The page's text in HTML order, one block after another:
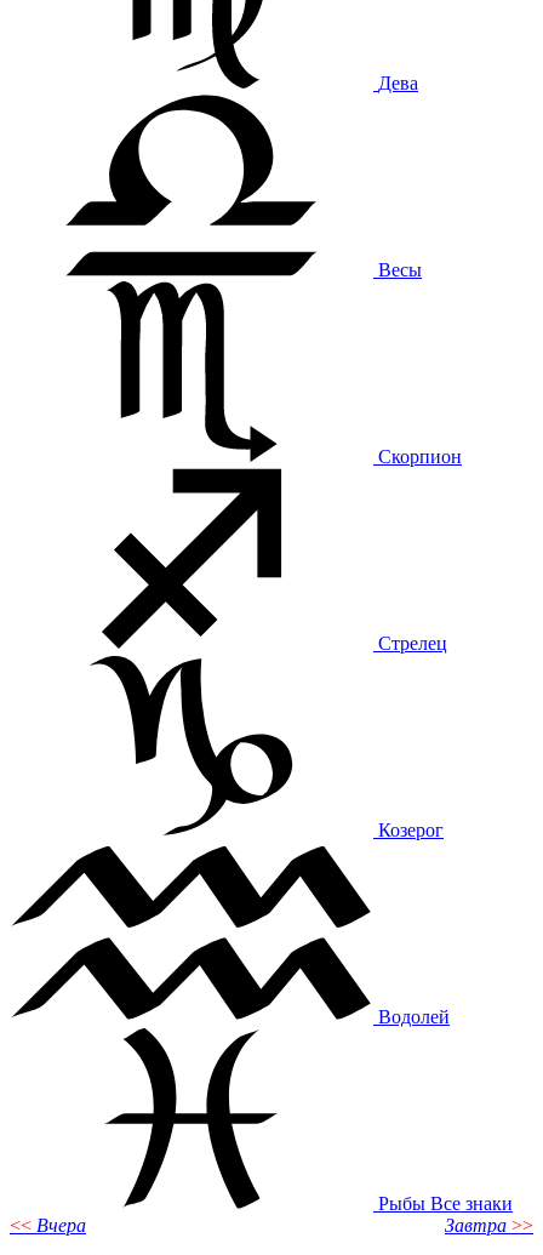
Дева
Весы
Скорпион
Стрелец
Козерог
Водолей
Рыбы Все знаки
<< Вчера Завтра >>